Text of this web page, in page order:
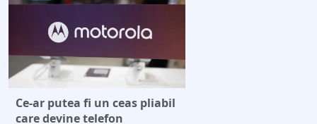
Ce-ar putea fi un ceas pliabil
care devine telefon